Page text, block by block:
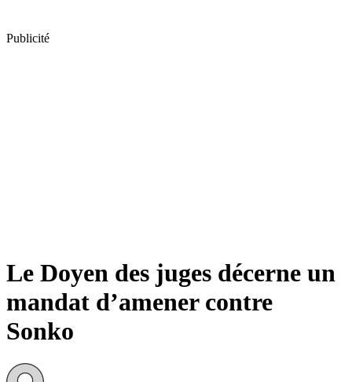
Publicité
Le Doyen des juges décerne un
mandat d’amener contre
Sonko